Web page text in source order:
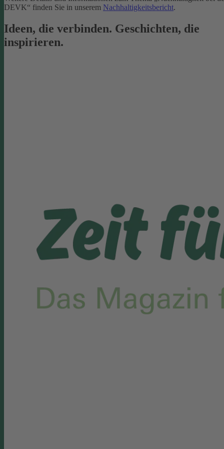
DEVK“ finden Sie in unserem Nachhaltigkeitsbericht.
Ideen, die verbinden. Geschichten, die
inspirieren.